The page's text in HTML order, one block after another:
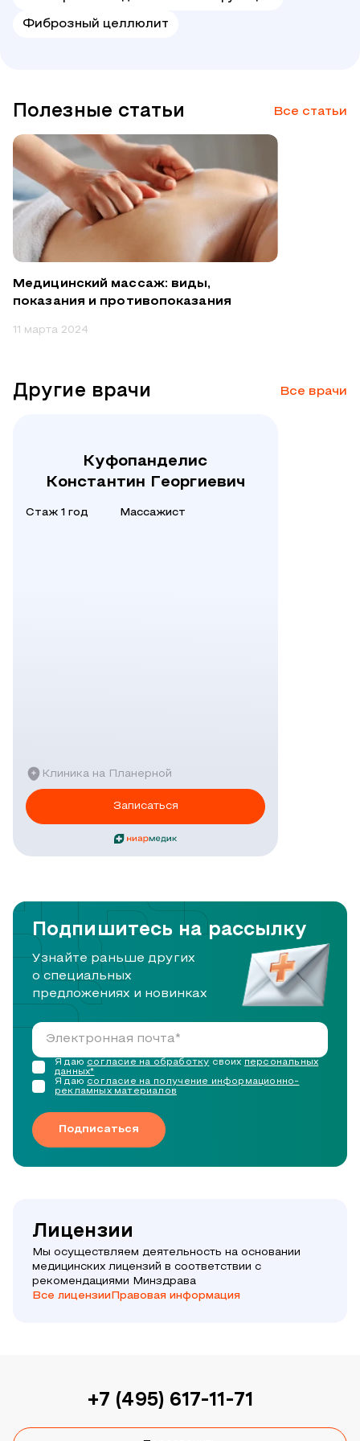
Фиброзный целлюлит
Полезные статьи Все статьи
Медицинский массаж: виды,
показания и противопоказания
11 марта 2024
Другие врачи Все врачи
Куфопанделис
Константин Георгиевич
Стаж 1 год Массажист
Клиника на Планерной
Записаться
Подпишитесь на рассылку
Узнайте раньше других
о специальных
предложениях и новинках
Подписаться
Я даю согласие на обработку своих персональных
данных*
Я даю согласие на получение информационно-
рекламных материалов
Лицензии
Мы осуществляем деятельность на основании
медицинских лицензий в соответствии с
рекомендациями Минздрава
Все лицензии Правовая информация
+7 (495) 617-11-71